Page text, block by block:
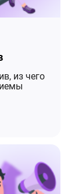
из чего